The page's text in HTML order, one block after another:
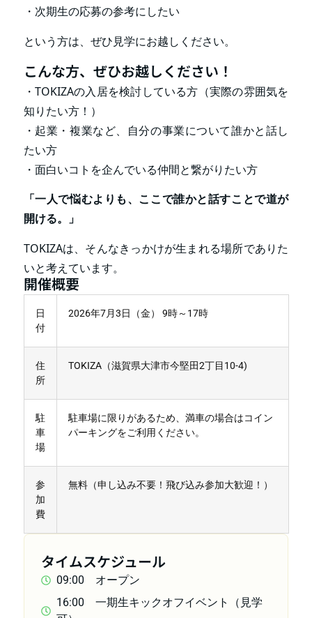
・次期生の応募の参考にしたい
という方は、ぜひ見学にお越しください。
こんな方、ぜひお越しください！
・TOKIZAの入居を検討している方（実際の雰囲気を
知りたい方！）
・起業・複業など、自分の事業について誰かと話し
たい方
・面白いコトを企んでいる仲間と繋がりたい方
「一人で悩むよりも、ここで誰かと話すことで道が
開ける。」
TOKIZAは、そんなきっかけが生まれる場所でありた
いと考えています。
開催概要
日
付
2026年7月3日（金） 9時～17時
住
所
TOKIZA（滋賀県大津市今堅田2丁目10-4)
駐
車
場
駐車場に限りがあるため、満車の場合はコイン
パーキングをご利用ください。
参
加
費
無料（申し込み不要！飛び込み参加大歓迎！）
タイムスケジュール
09:00 オープン
16:00 一期生キックオフイベント（見学